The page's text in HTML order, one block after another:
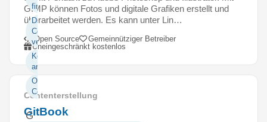
finden
Daten und
Code
veröffentlichen
Kollaborativ
arbeiten
Open
Code
G
GIMP können Fotos und digitale Grafiken erstellt und
überarbeitet werden. Es kann unter Lin…
Open Source
Gemeinnütziger Betreiber
Uneingeschränkt kostenlos
Contenterstellung
GitBook